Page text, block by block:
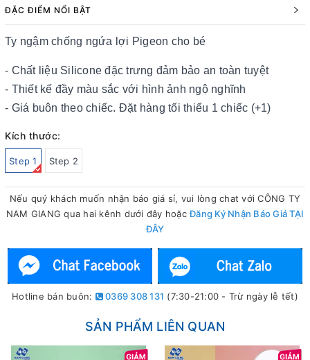
ĐẶC ĐIỂM NỔI BẬT
Ty ngậm chống ngứa lợi Pigeon cho bé
- Chất liệu Silicone đặc trưng đảm bảo an toàn tuyệt
- Thiết kế đầy màu sắc với hình ảnh ngộ nghĩnh
- Giá buôn theo chiếc. Đặt hàng tối thiểu 1 chiếc (+1)
Kích thước:
Step 1 Step 2
Nếu quý khách muốn nhận báo giá sỉ, vui lòng chat với CÔNG TY
NAM GIANG qua hai kênh dưới đây hoặcĐăng Ký Nhận Báo Giá TẠI
ĐÂY
Hotline bán buôn: 0369 308 131 (7:30-21:00 - Trừ ngày lễ tết)
SẢN PHẨM LIÊN QUAN